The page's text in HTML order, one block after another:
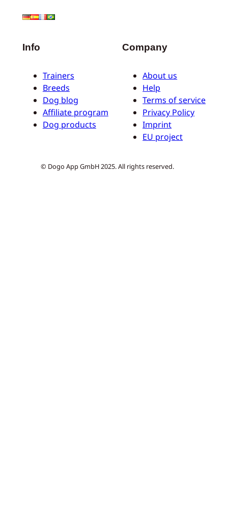
Info
Trainers
Breeds
Dog blog
Affiliate program
Dog products
Company
About us
Help
Terms of service
Privacy Policy
Imprint
EU project
© Dogo App GmbH 2025. All rights reserved.